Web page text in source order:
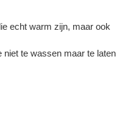
echt warm zijn, maar ook
te wassen maar te laten